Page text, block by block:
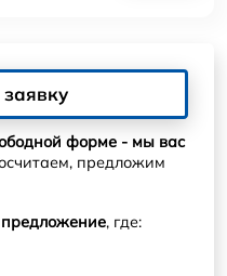
форме - мы вас
предложим
предложение, где: